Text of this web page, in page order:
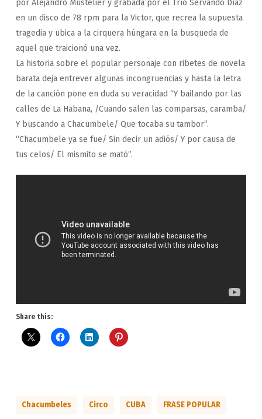
por Alejandro Mustelier y grabada por el Trío Servando Díaz
en un disco de 78 rpm para la Victor, que recrea la supuesta
tragedia y ubica a la cirquera húngara en la busqueda de
aquel que traicionó una vez.
La historia sobre el popular personaje con ribetes de novela
barata deja entrever algunas incongruencias y hasta la letra
de la canción pone en duda su veracidad “Y bailando por las
calles de La Habana, /Cuando salen las comparsas, caramba/
Y buscando a Chacumbele/ Que tocaba su tambor”.
“Chacumbele ya se fue/ Sin decir un adiós/ Y por causa de
tus celos/ El mismito se mató”.
Share this:
Chacumbeles Circo CUBA FRASE POPULAR